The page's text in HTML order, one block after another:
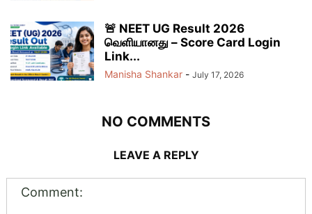
🚨 NEET UG Result 2026
வெளியானது – Score Card Login
Link...
Manisha Shankar - July 17, 2026
NO COMMENTS
LEAVE A REPLY